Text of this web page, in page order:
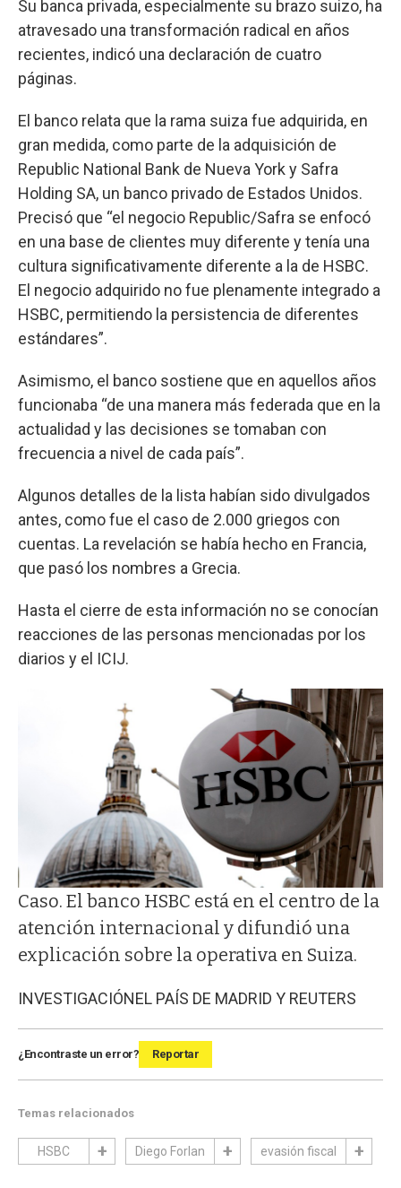
Su banca privada, especialmente su brazo suizo, ha
atravesado una transformación radical en años
recientes, indicó una declaración de cuatro
páginas.
El banco relata que la rama suiza fue adquirida, en
gran medida, como parte de la adquisición de
Republic National Bank de Nueva York y Safra
Holding SA, un banco privado de Estados Unidos.
Precisó que “el negocio Republic/Safra se enfocó
en una base de clientes muy diferente y tenía una
cultura significativamente diferente a la de HSBC.
El negocio adquirido no fue plenamente integrado a
HSBC, permitiendo la persistencia de diferentes
estándares”.
Asimismo, el banco sostiene que en aquellos años
funcionaba “de una manera más federada que en la
actualidad y las decisiones se tomaban con
frecuencia a nivel de cada país”.
Algunos detalles de la lista habían sido divulgados
antes, como fue el caso de 2.000 griegos con
cuentas. La revelación se había hecho en Francia,
que pasó los nombres a Grecia.
Hasta el cierre de esta información no se conocían
reacciones de las personas mencionadas por los
diarios y el ICIJ.
Caso. El banco HSBC está en el centro de la
atención internacional y difundió una
explicación sobre la operativa en Suiza.
INVESTIGACIÓNEL PAÍS DE MADRID Y REUTERS
¿Encontraste un error? Reportar
Temas relacionados
HSBC Diego Forlan evasión fiscal